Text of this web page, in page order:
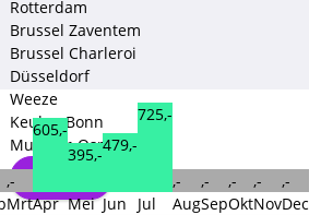
Rotterdam
Brussel Zaventem
Brussel Charleroi
Düsseldorf
Weeze
Keulen Bonn
Munster-Osnabruck
,-
Mrt
605,-
Apr
395,-
Mei
479,-
Jun
725,-
Jul
,-
Aug
,-
Sep
,-
Okt
,-
Nov
,-
Dec